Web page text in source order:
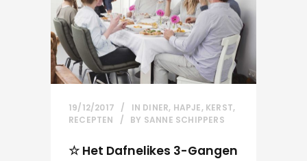
19/12/2017 IN DINER, HAPJE, KERST,
RECEPTEN
BY SANNE SCHIPPERS
☆ Het Dafnelikes 3-Gangen